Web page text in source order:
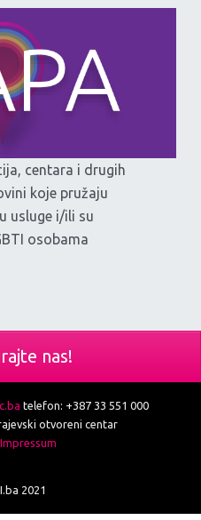
centara i drugih
koje pružaju
usluge i/ili su
osobama
nas!
telefon: +387 33 551 000
otvoreni centar
Impressum
2021